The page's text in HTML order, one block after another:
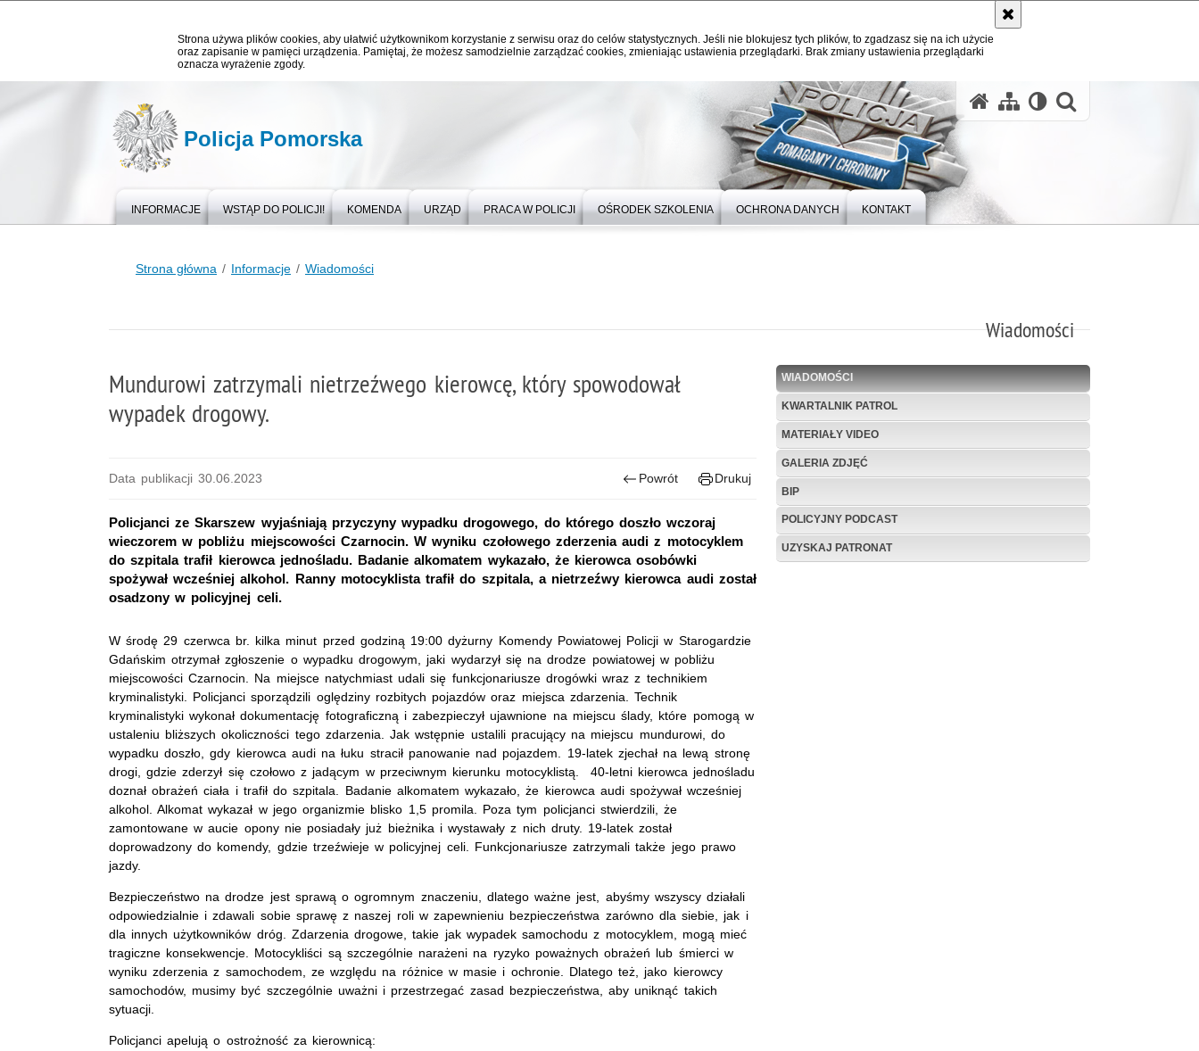
Strona używa plików cookies, aby ułatwić użytkownikom korzystanie z serwisu oraz do celów statystycznych. Jeśli nie blokujesz tych plików, to zgadzasz się na ich użycie
oraz zapisanie w pamięci urządzenia. Pamiętaj, że możesz samodzielnie zarządzać cookies, zmieniając ustawienia przeglądarki. Brak zmiany ustawienia przeglądarki
oznacza wyrażenie zgody.
Policja Pomorska
INFORMACJE WSTĄP DO POLICJI! KOMENDA URZĄD PRACA W POLICJI OŚRODEK SZKOLENIA OCHRONA DANYCH KONTAKT
Strona główna Informacje Wiadomości
Wiadomości
WIADOMOŚCI
KWARTALNIK PATROL
MATERIAŁY VIDEO
GALERIA ZDJĘĆ
BIP
POLICYJNY PODCAST
UZYSKAJ PATRONAT
Mundurowi zatrzymali nietrzeźwego kierowcę, który spowodował
wypadek drogowy.
Data publikacji 30.06.2023 Powrót Drukuj
Policjanci ze Skarszew wyjaśniają przyczyny wypadku drogowego, do którego doszło wczoraj
wieczorem w pobliżu miejscowości Czarnocin. W wyniku czołowego zderzenia audi z motocyklem
do szpitala trafił kierowca jednośladu. Badanie alkomatem wykazało, że kierowca osobówki
spożywał wcześniej alkohol. Ranny motocyklista trafił do szpitala, a nietrzeźwy kierowca audi został
osadzony w policyjnej celi.
W środę 29 czerwca br. kilka minut przed godziną 19:00 dyżurny Komendy Powiatowej Policji w Starogardzie
Gdańskim otrzymał zgłoszenie o wypadku drogowym, jaki wydarzył się na drodze powiatowej w pobliżu
miejscowości Czarnocin. Na miejsce natychmiast udali się funkcjonariusze drogówki wraz z technikiem
kryminalistyki. Policjanci sporządzili oględziny rozbitych pojazdów oraz miejsca zdarzenia. Technik
kryminalistyki wykonał dokumentację fotograficzną i zabezpieczył ujawnione na miejscu ślady, które pomogą w
ustaleniu bliższych okoliczności tego zdarzenia. Jak wstępnie ustalili pracujący na miejscu mundurowi, do
wypadku doszło, gdy kierowca audi na łuku stracił panowanie nad pojazdem. 19-latek zjechał na lewą stronę
drogi, gdzie zderzył się czołowo z jadącym w przeciwnym kierunku motocyklistą. 40-letni kierowca jednośladu
doznał obrażeń ciała i trafił do szpitala. Badanie alkomatem wykazało, że kierowca audi spożywał wcześniej
alkohol. Alkomat wykazał w jego organizmie blisko 1,5 promila. Poza tym policjanci stwierdzili, że
zamontowane w aucie opony nie posiadały już bieżnika i wystawały z nich druty. 19-latek został
doprowadzony do komendy, gdzie trzeźwieje w policyjnej celi. Funkcjonariusze zatrzymali także jego prawo
jazdy.
Bezpieczeństwo na drodze jest sprawą o ogromnym znaczeniu, dlatego ważne jest, abyśmy wszyscy działali
odpowiedzialnie i zdawali sobie sprawę z naszej roli w zapewnieniu bezpieczeństwa zarówno dla siebie, jak i
dla innych użytkowników dróg. Zdarzenia drogowe, takie jak wypadek samochodu z motocyklem, mogą mieć
tragiczne konsekwencje. Motocykliści są szczególnie narażeni na ryzyko poważnych obrażeń lub śmierci w
wyniku zderzenia z samochodem, ze względu na różnice w masie i ochronie. Dlatego też, jako kierowcy
samochodów, musimy być szczególnie uważni i przestrzegać zasad bezpieczeństwa, aby uniknąć takich
sytuacji.
Policjanci apelują o ostrożność za kierownicą: